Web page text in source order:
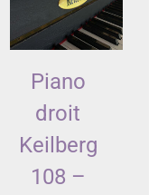
Piano
droit
Keilberg
108 –